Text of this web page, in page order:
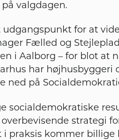
valgdagen.
udgangspunkt for at
Fælled og
i Aalborg – for blot at
har
ned på
socialdemokratiske
strategi
i praksis kommer billige